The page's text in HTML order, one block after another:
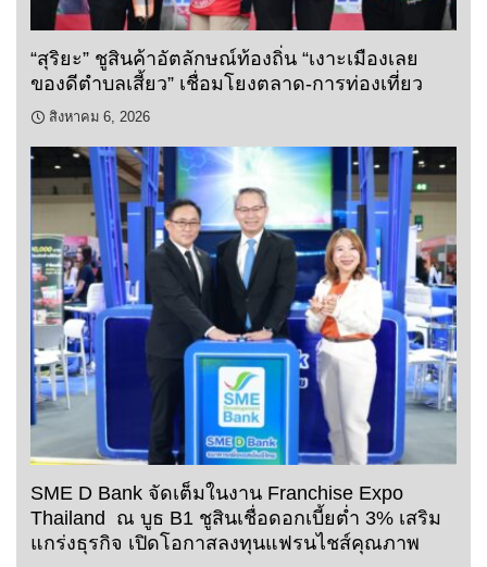
“สุริยะ” ชูสินค้าอัตลักษณ์ท้องถิ่น “เงาะเมืองเลย
ของดีตำบลเสี้ยว” เชื่อมโยงตลาด-การท่องเที่ยว
สิงหาคม 6, 2026
SME D Bank จัดเต็มในงาน Franchise Expo
Thailand ณ บูธ B1 ชูสินเชื่อดอกเบี้ยต่ำ 3% เสริม
แกร่งธุรกิจ เปิดโอกาสลงทุนแฟรนไชส์คุณภาพ